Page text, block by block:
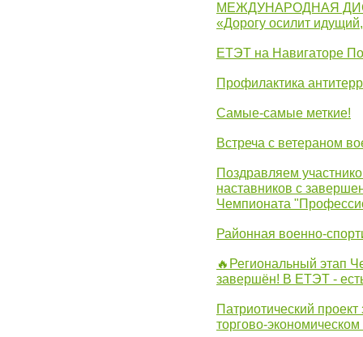
МЕЖДУНАРОДНАЯ
«Дорогу осилит
ЕТЭТ на Навигаторе
Профилактика
Самые-самые меткие!
Встреча с ветераном
Поздравляем
наставников с
Чемпионата
Районная военно-
🔥Региональный этап
завершён! В ЕТЭТ -
Патриотический
торгово-